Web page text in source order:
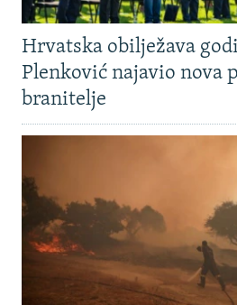
Hrvatska obilježava
Plenković najavio nova
branitelje